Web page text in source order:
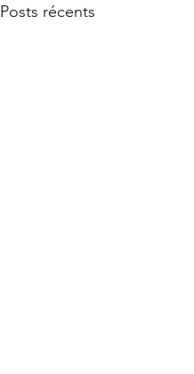
Posts récents